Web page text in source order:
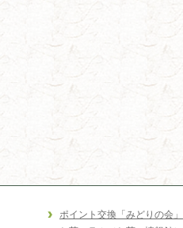
ポイント交換「みどりの会」